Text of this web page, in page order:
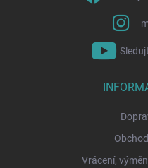
Vrácení,